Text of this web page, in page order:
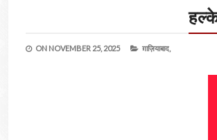
ON NOVEMBER 25, 2025 ग़ाज़ियाबाद,